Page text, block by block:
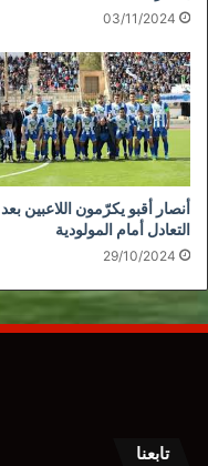
03/11/2024
أنصار أقبو يكرّمون اللاعبين بعد
التعادل أمام المولودية
29/10/2024
تابعنا